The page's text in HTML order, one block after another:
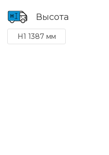
Высота
H1 1387 мм